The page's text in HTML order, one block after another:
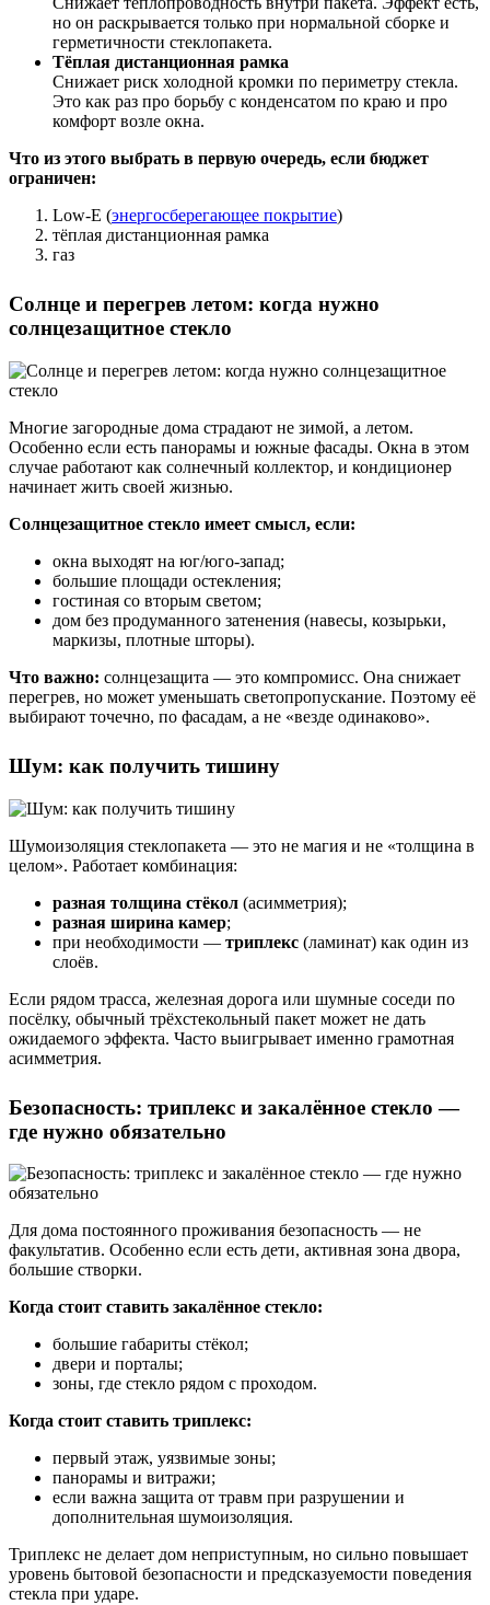
но он раскрывается только при нормальной сборке и
герметичности стеклопакета.
Тёплая дистанционная рамка
Снижает риск холодной кромки по периметру стекла.
Это как раз про борьбу с конденсатом по краю и про
комфорт возле окна.
Что из этого выбрать в первую очередь, если бюджет
ограничен:
Low-E (энергосберегающее покрытие)
тёплая дистанционная рамка
газ
Солнце и перегрев летом: когда нужно
солнцезащитное стекло
Многие загородные дома страдают не зимой, а летом.
Особенно если есть панорамы и южные фасады. Окна в этом
случае работают как солнечный коллектор, и кондиционер
начинает жить своей жизнью.
Солнцезащитное стекло имеет смысл, если:
окна выходят на юг/юго-запад;
большие площади остекления;
гостиная со вторым светом;
дом без продуманного затенения (навесы, козырьки,
маркизы, плотные шторы).
Что важно: солнцезащита — это компромисс. Она снижает
перегрев, но может уменьшать светопропускание. Поэтому её
выбирают точечно, по фасадам, а не «везде одинаково».
Шум: как получить тишину
Шумоизоляция стеклопакета — это не магия и не «толщина в
целом». Работает комбинация:
разная толщина стёкол (асимметрия);
разная ширина камер;
при необходимости — триплекс (ламинат) как один из
слоёв.
Если рядом трасса, железная дорога или шумные соседи по
посёлку, обычный трёхстекольный пакет может не дать
ожидаемого эффекта. Часто выигрывает именно грамотная
асимметрия.
Безопасность: триплекс и закалённое стекло —
где нужно обязательно
Для дома постоянного проживания безопасность — не
факультатив. Особенно если есть дети, активная зона двора,
большие створки.
Когда стоит ставить закалённое стекло:
большие габариты стёкол;
двери и порталы;
зоны, где стекло рядом с проходом.
Когда стоит ставить триплекс:
первый этаж, уязвимые зоны;
панорамы и витражи;
если важна защита от травм при разрушении и
дополнительная шумоизоляция.
Триплекс не делает дом неприступным, но сильно повышает
уровень бытовой безопасности и предсказуемости поведения
стекла при ударе.